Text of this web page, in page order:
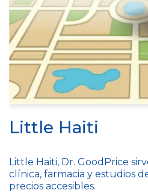
Little Haiti
Little Haiti, Dr. GoodPrice
clínica, farmacia y estudios
precios accesibles.